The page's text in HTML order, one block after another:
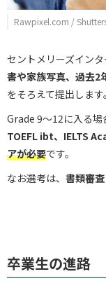
Rawpixel.com /
セントメリーズイン
書や家族写真、過去2
をそろえて提出します。
Grade 9～12に入る場
TOEFL ibt、IELTS
アが必要です。
なお選考は、 書類審
卒業生の進路